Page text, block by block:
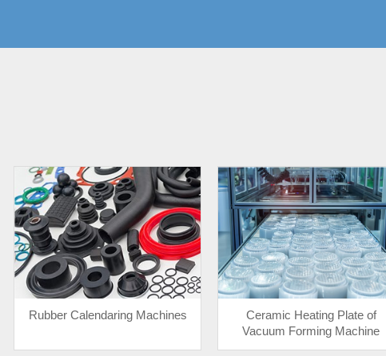
Rubber Calendaring Machines
Ceramic Heating Plate of
Vacuum Forming Machine